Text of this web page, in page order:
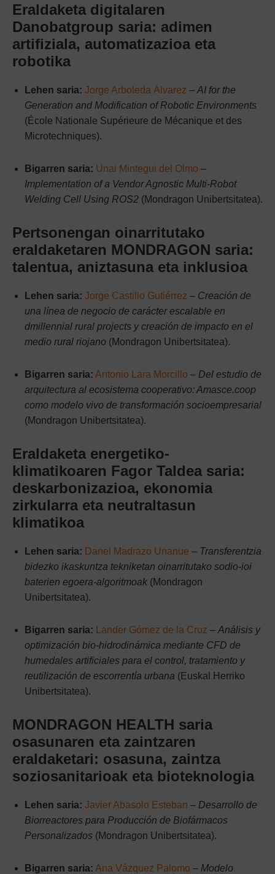
Eraldaketa digitalaren
Danobatgroup saria: adimen
artifiziala, automatizazioa eta
robotika
Lehen saria: Jorge Arboleda Álvarez – AI for the
Generation and Modification of Robotic Environments
(École Nationale Supérieure de Mécanique et des
Microtechniques).
Bigarren saria: Unai Mintegui del Olmo –
Implementation of a Vendor Agnostic Multi-Robot
Welding Cell Using ROS2 (Mondragon Unibertsitatea).
Pertsonengan oinarritutako
eraldaketaren MONDRAGON saria:
talentua, aniztasuna eta inklusioa
Lehen saria: Jorge Castillo Gutiérrez – Creación de
una línea de negocio de carácter escalable en
dmillennial rural projects y creación de impacto en el
medio rural riojano (Mondragon Unibertsitatea).
Bigarren saria: Antonio Lara Morcillo – Del estudio de
arquitectura al ecosistema cooperativo: Amasce.coop
como modelo vivo de transformación socioempresarial
(Mondragon Unibertsitatea).
Eraldaketa energetiko-
klimatikoaren Fagor Taldea saria:
deskarbonizazioa, ekonomia
zirkularra eta neutraltasun
klimatikoa
Lehen saria: Danel Madrazo Unanue – Transferentzia
bidezko ikaskuntza tekniketan oinarritutako sodio-ioi
baterien egoera-algoritmoak (Mondragon
Unibertsitatea).
Bigarren saria: Lander Gómez de la Cruz – Análisis y
optimización bio-hidrodinámica mediante CFD de
humedales artificiales para el control, tratamiento y
reutilización de escorrentía urbana (Euskal Herriko
Unibertsitatea).
MONDRAGON HEALTH saria
osasunaren eta zaintzaren
eraldaketari: osasuna, zaintza
soziosanitarioak eta bioteknologia
Lehen saria: Javier Abasolo Esteban – Desarrollo de
Biorreactores para Producción de Biofármacos
Personalizados (Mondragon Unibertsitatea).
Bigarren saria: Ana Vázquez Palomo – Modelo